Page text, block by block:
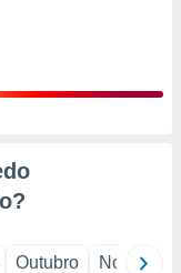
?
Outubro Novembro